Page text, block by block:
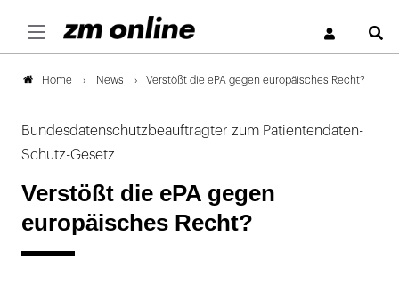
Home News Verstößt die ePA gegen europäisches Recht?
Bundesdatenschutzbeauftragter zum Patientendaten-
Schutz-Gesetz
Verstößt die ePA gegen
europäisches Recht?